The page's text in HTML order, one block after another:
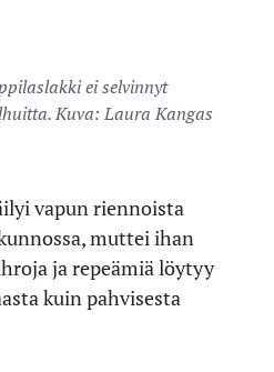
ei selvinnyt
Kuva: Laura Kangas
vapun riennoista
muttei ihan
ja repeämiä löytyy
kuin pahvisesta